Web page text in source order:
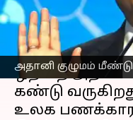
அதானி குழுமம்
செய்தி முன்னோட்டம்
அதானி
ஒற்றை
கண்டு
உலக பணக்கார